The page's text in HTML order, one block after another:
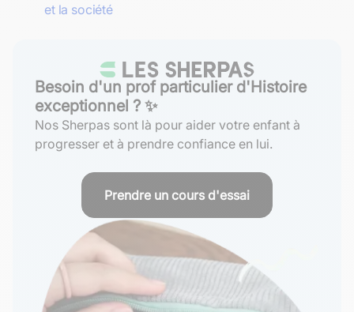
et la société
Besoin d'un prof particulier d'Histoire
exceptionnel ? ✨
Nos Sherpas sont là pour aider votre enfant à
progresser et à prendre confiance en lui.
Prendre un cours d'essai